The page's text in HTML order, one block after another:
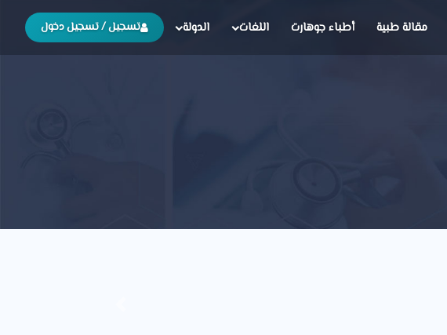
مقالة طبية أطباء جوهارت اللغات الدولة تسجيل / تسجيل دخول